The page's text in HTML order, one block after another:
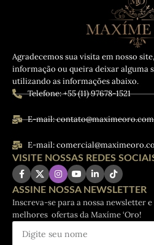
Agradecemos sua visita em nosso
informação ou queira deixar alguma
utilizando as informações abaixo.
Telefone: +55 (11) 97678-1521
E-mail:
E-mail:
VISITE NOSSAS REDES
ASSINE NOSSA NEWSLETTER
Inscreva-se para a nossa newsletter
melhores ofertas da Maxíme ‘Oro!